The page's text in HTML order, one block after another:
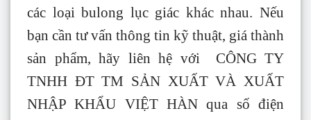
các loại bulong lục giác khác nhau. Nếu
bạn cần tư vấn thông tin kỹ thuật, giá thành
sản phẩm, hãy liên hệ với CÔNG TY
TNHH ĐT TM SẢN XUẤT VÀ XUẤT
NHẬP KHẨU VIỆT HÀN qua số điện